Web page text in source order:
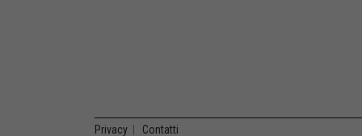
Privacy Contatti